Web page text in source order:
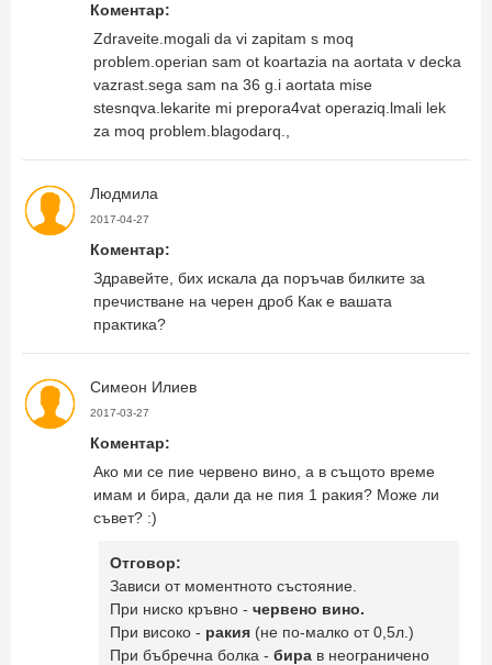
Коментар:
Zdraveite.mogali da vi zapitam s moq
problem.operian sam ot koartazia na aortata v decka
vazrast.sega sam na 36 g.i aortata mise
stesnqva.lekarite mi prepora4vat operaziq.lmali lek
za moq problem.blagodarq.,
Людмила
2017-04-27
Коментар:
Здравейте, бих искала да поръчав билките за
пречистване на черен дроб Как е вашата
практика?
Симеон Илиев
2017-03-27
Коментар:
Ако ми се пие червено вино, а в същото време
имам и бира, дали да не пия 1 ракия? Може ли
съвет? :)
Отговор:
Зависи от моментното състояние.
При ниско кръвно - червено вино.
При високо - ракия (не по-малко от 0,5л.)
При бъбречна болка - бира в неограничено